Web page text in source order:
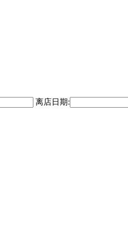
离店日期: